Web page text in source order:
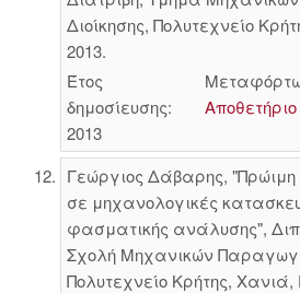
Διοίκησης, Πολυτεχνείο
2013.
Έτος
δημοσίευσης:
2013
Αποθετήριο
Γεώργιος Δάβαρης,
σε μηχανολογικές
φασματικής ανάλυσης",
Σχολή Μηχανικών
Πολυτεχνείο Κρήτης,